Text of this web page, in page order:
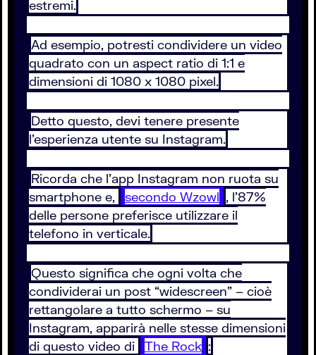
estremi.
Ad esempio, potresti condividere un video
quadrato con un aspect ratio di 1:1 e
dimensioni di 1080 x 1080 pixel.
Detto questo, devi tenere presente
l’esperienza utente su Instagram.
Ricorda che l’app Instagram non ruota su
smartphone e,
secondo Wzowl , l’87%
delle persone preferisce utilizzare il
telefono in verticale.
Questo significa che ogni volta che
condividerai un post “widescreen” – cioè
rettangolare a tutto schermo – su
Instagram, apparirà nelle stesse dimensioni
di questo video di
The Rock :